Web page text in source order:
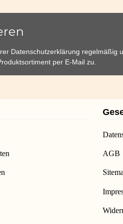
Datenschutzerklärung regelmäßig
per E-Mail zu.
AGB